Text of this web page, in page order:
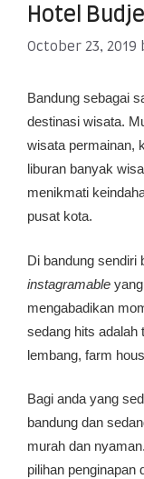
Hotel
October 23, 2019
Bandung sebagai
destinasi wisata.
wisata permainan,
liburan banyak
menikmati
pusat kota.
Di bandung sendiri
instagramable
mengabadikan
sedang hits adalah
lembang, farm
Bagi anda yang
bandung dan
murah dan
pilihan penginapan